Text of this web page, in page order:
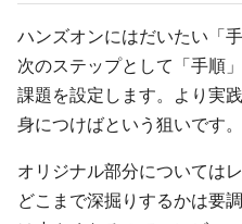
ハンズオンにはだいたい「
次のステップとして「手順
課題を設定します。より実
身につけばという狙いです。
オリジナル部分については
どこまで深掘りするかは要